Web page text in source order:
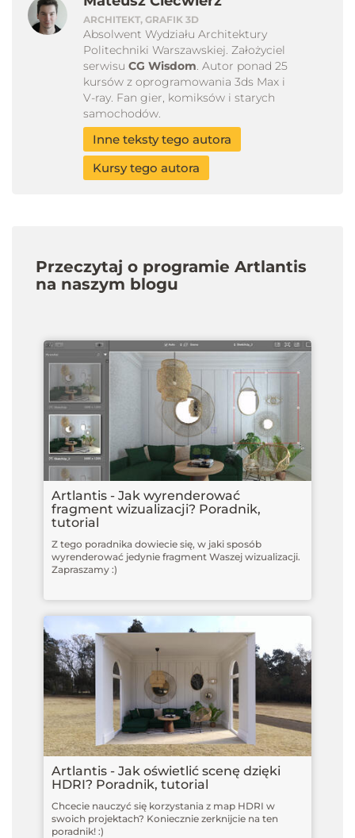
ARCHITEKT, GRAFIK 3D
Absolwent Wydziału Architektury
Politechniki Warszawskiej. Założyciel
serwisu CG Wisdom. Autor ponad 25
kursów z oprogramowania 3ds Max i
V-ray. Fan gier, komiksów i starych
samochodów.
Inne teksty tego autora
Kursy tego autora
Przeczytaj o programie Artlantis
na naszym blogu
Artlantis - Jak wyrenderować
fragment wizualizacji? Poradnik,
tutorial
Z tego poradnika dowiecie się, w jaki sposób
wyrenderować jedynie fragment Waszej wizualizacji.
Zapraszamy :)
Artlantis - Jak oświetlić scenę dzięki
HDRI? Poradnik, tutorial
Chcecie nauczyć się korzystania z map HDRI w
swoich projektach? Koniecznie zerknijcie na ten
poradnik! :)